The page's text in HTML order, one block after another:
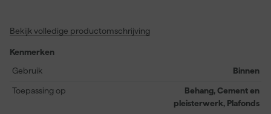
ongeëvenaarde diepte en elegantie geeft. De subtiele groene
het noorden, terwijl het in goed verlichte ruimtes een grijzere
gloed krijgt. Of je nu behang, cement, pleisterwerk of een plafond
duurzaamheid. Bovendien droogt het stofvrij in slechts 2 uur en is
het overschilderbaar na 4 uur. Zo ben je verzekerd van een vlug
Bekijk volledige productomschrijving
Kenmerken
Gebruik
Binnen
Toepassing op
Behang, Cement en
pleisterwerk, Plafonds